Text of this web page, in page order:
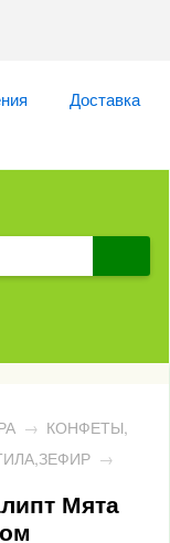
Доставка
→ КОНФЕТЫ,
→
Мята